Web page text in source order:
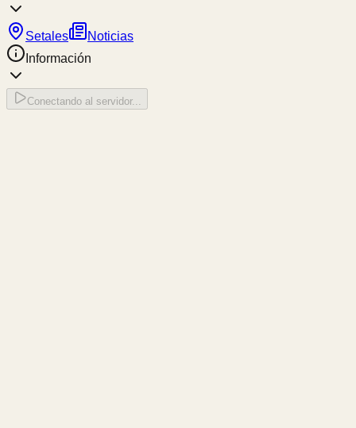
Setales
Noticias
Información
Conectando al servidor...